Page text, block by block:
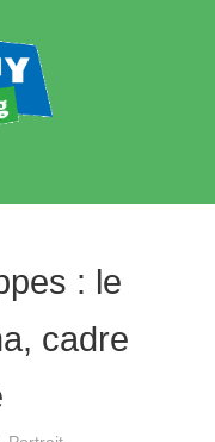
: le
cadre